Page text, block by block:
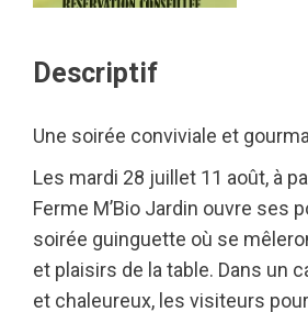
Descriptif
Une soirée conviviale et
Les mardi 28 juillet 11 août, à
Ferme M’Bio Jardin ouvre ses
soirée guinguette où se
et plaisirs de la table. Dans un
et chaleureux, les visiteurs